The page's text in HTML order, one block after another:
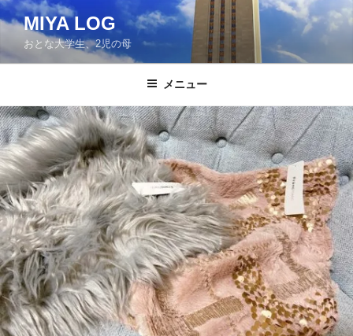
コ
ン
テ
ン
ス
キ
ッ
プ
MIYA LOG
おとな大学生、2児の母
メニュー